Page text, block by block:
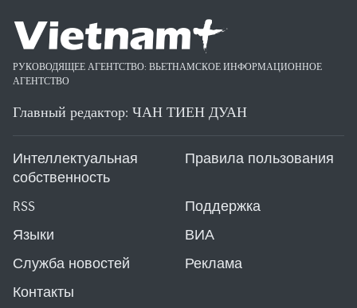
РУКОВОДЯЩЕЕ АГЕНТСТВО: ВЬЕТНАМСКОЕ ИНФОРМАЦИОННОЕ
АГЕНТСТВО
Главный редактор: ЧАН ТИЕН ДУАН
Интеллектуальная
собственность
Правила пользования
RSS
Поддержка
Языки
ВИА
Служба новостей
Реклама
Контакты